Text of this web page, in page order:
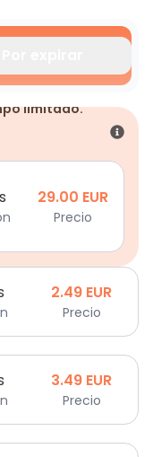
limitado.
29.00 EUR
Precio
2.49 EUR
Precio
3.49 EUR
Precio